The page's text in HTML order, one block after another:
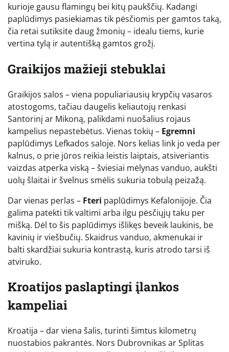
kurioje gausu flamingų bei kitų paukščių. Kadangi
paplūdimys pasiekiamas tik pėsčiomis per gamtos taką,
čia retai sutiksite daug žmonių – idealu tiems, kurie
vertina tylą ir autentišką gamtos grožį.
Graikijos mažieji stebuklai
Graikijos salos – viena populiariausių krypčių vasaros
atostogoms, tačiau daugelis keliautojų renkasi
Santorinį ar Mikoną, palikdami nuošalius rojaus
kampelius nepastebėtus. Vienas tokių – Egremni
paplūdimys Lefkados saloje. Nors kelias link jo veda per
kalnus, o prie jūros reikia leistis laiptais, atsiveriantis
vaizdas atperka viską – šviesiai mėlynas vanduo, aukšti
uolų šlaitai ir švelnus smėlis sukuria tobulą peizažą.
Dar vienas perlas – Fteri paplūdimys Kefalonijoje. Čia
galima patekti tik valtimi arba ilgu pėsčiųjų taku per
mišką. Dėl to šis paplūdimys išlikęs beveik laukinis, be
kavinių ir viešbučių. Skaidrus vanduo, akmenukai ir
balti skardžiai sukuria kontrastą, kuris atrodo tarsi iš
atviruko.
Kroatijos paslaptingi įlankos
kampeliai
Kroatija – dar viena šalis, turinti šimtus kilometrų
nuostabios pakrantės. Nors Dubrovnikas ar Splitas